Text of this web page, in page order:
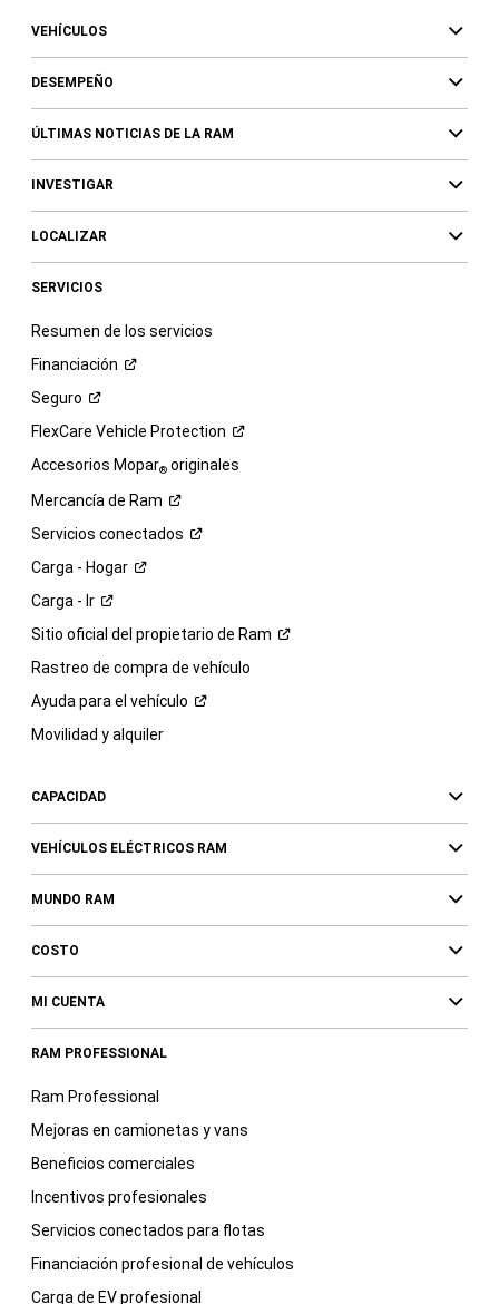
VEHÍCULOS
DESEMPEÑO
ÚLTIMAS NOTICIAS DE LA RAM
INVESTIGAR
LOCALIZAR
SERVICIOS
Resumen de los servicios
Financiación
Seguro
FlexCare Vehicle Protection
Accesorios Mopar®originales
Mercancía de Ram
Servicios conectados
Carga - Hogar
Carga - Ir
Sitio oficial del propietario de Ram
Rastreo de compra de vehículo
Ayuda para el vehículo
Movilidad y alquiler
CAPACIDAD
VEHÍCULOS ELÉCTRICOS RAM
MUNDO RAM
COSTO
MI CUENTA
RAM PROFESSIONAL
Ram Professional
Mejoras en camionetas y vans
Beneficios comerciales
Incentivos profesionales
Servicios conectados para flotas
Financiación profesional de vehículos
Carga de EV profesional